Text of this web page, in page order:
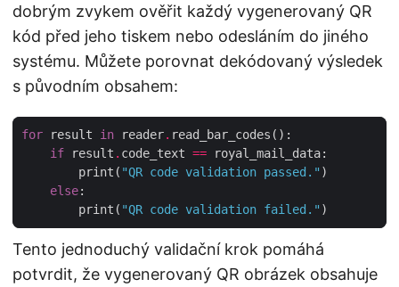
dobrým zvykem ověřit každý vygenerovaný QR
kód před jeho tiskem nebo odesláním do jiného
systému. Můžete porovnat dekódovaný výsledek
s původním obsahem:
for result in reader.
if result . code_text ==
        print(
"QR code validation passed."
else
        print(
"QR code validation failed."
Tento jednoduchý validační krok pomáhá
potvrdit, že vygenerovaný QR obrázek obsahuje